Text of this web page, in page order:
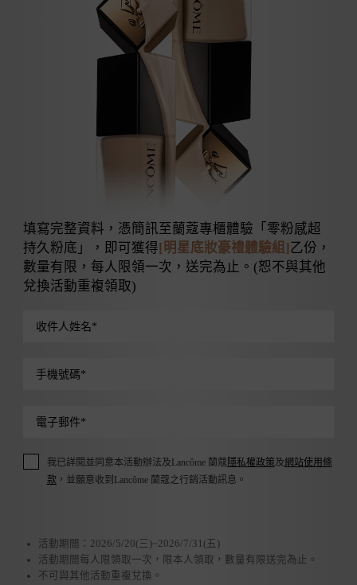
填寫完整資料，憑簡訊至蘭蔻專櫃體驗「零粉感超
持久粉底」，即可獲得 [明星底妝豪禮體驗組] 乙份，
數量有限，每人限領一次，送完為止。(恕不與其他
兌換活動重複領取)
收件人姓名*
手機號碼*
電子郵件*
我已詳閱並同意本活動辦法及Lancôme 蘭蔻 隱私權政策及網站使用條
款 ，並願意收到Lancôme 蘭蔻之行銷活動訊息。
活動期間：2026/5/20(三)~2026/7/31(五)
活動期間每人限領取一次，限本人領取，數量有限送完為止。
不可與其他活動重複兌換。